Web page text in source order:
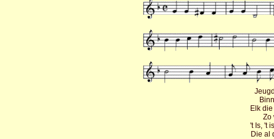
Elk
Zo
't Is, 't
Die al